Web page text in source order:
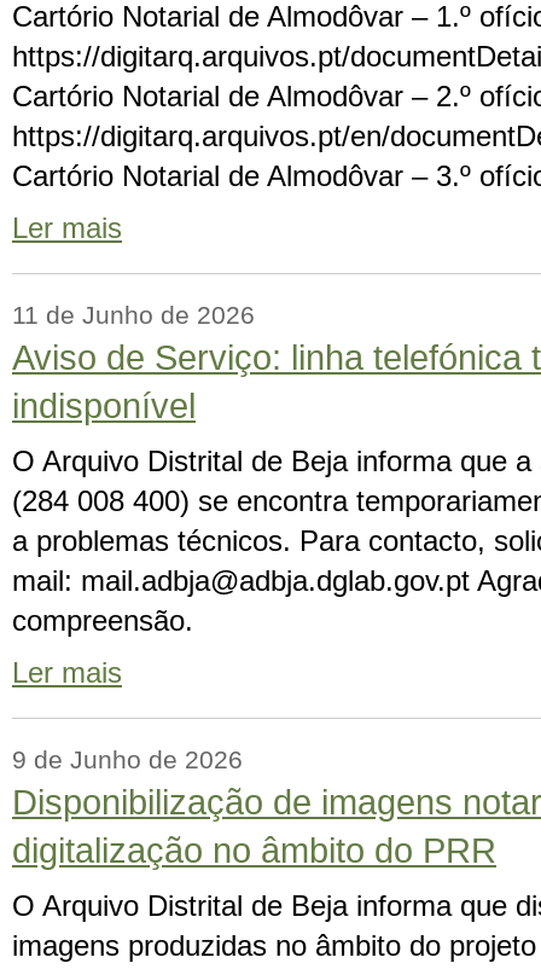
Cartório Notarial de Almodôvar – 1.º
https://digitarq.arquivos.pt/
Cartório Notarial de Almodôvar – 2.º
https://digitarq.arquivos.pt/en/
Cartório Notarial de Almodôvar – 3.º
Ler mais
11 de Junho de 2026
Aviso de Serviço: linha telefónica
indisponível
O Arquivo Distrital de Beja informa que
(284 008 400) se encontra
a problemas técnicos. Para contacto,
mail: mail.adbja@adbja.dglab.gov.pt
compreensão.
Ler mais
9 de Junho de 2026
Disponibilização de imagens
digitalização no âmbito do PRR
O Arquivo Distrital de Beja informa que
imagens produzidas no âmbito do